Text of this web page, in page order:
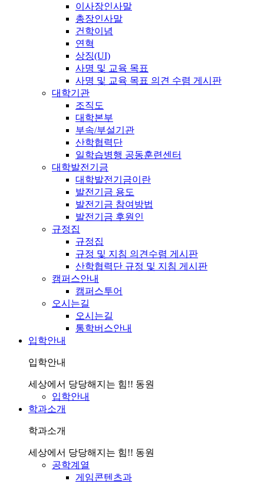
이사장인사말
총장인사말
건학이념
연혁
상징(UI)
사명 및 교육 목표
사명 및 교육 목표 의견 수렴 게시판
대학기관
조직도
대학본부
부속/부설기관
산학협력단
일학습병행 공동훈련센터
대학발전기금
대학발전기금이란
발전기금 용도
발전기금 참여방법
발전기금 후원인
규정집
규정집
규정 및 지침 의견수렴 게시판
산학협력단 규정 및 지침 게시판
캠퍼스안내
캠퍼스투어
오시는길
오시는길
통학버스안내
입학안내
입학안내
세상에서 당당해지는 힘!! 동원
입학안내
학과소개
학과소개
세상에서 당당해지는 힘!! 동원
공학계열
게임콘텐츠과